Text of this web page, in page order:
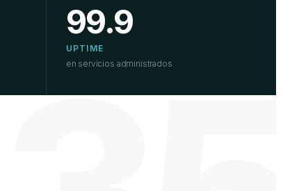
99.9
UPTIME
en servicios administrados